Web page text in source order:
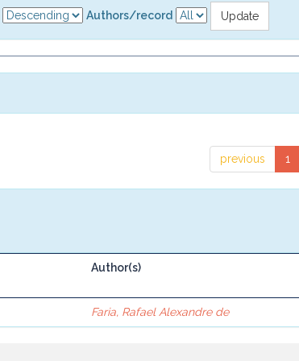
Authors/record
previous 1
Author(s)
Faria, Rafael Alexandre de